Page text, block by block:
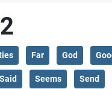
Far God
Said Seems Send